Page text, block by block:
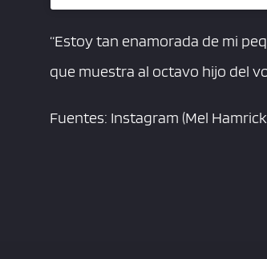
“Estoy tan enamorada de mi
que muestra al octavo hijo del
Fuentes: Instagram (Mel